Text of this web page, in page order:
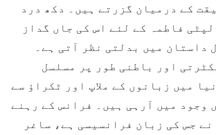
کے درمیان گزرتے ہیں۔ دکھ درد
فاطمہ کے لئے اس کی جاں گداز
داستان میں بدلتی نظر آتی ہے۔
اور باطنی طور پر مسلسل
میں زبانوں کے ملاپ اور ٹکراؤ سے
وجود میں آرہی ہیں۔ فرانس کے رہنے
نے جس کی زبان فرانسیسی ہے، ساغر